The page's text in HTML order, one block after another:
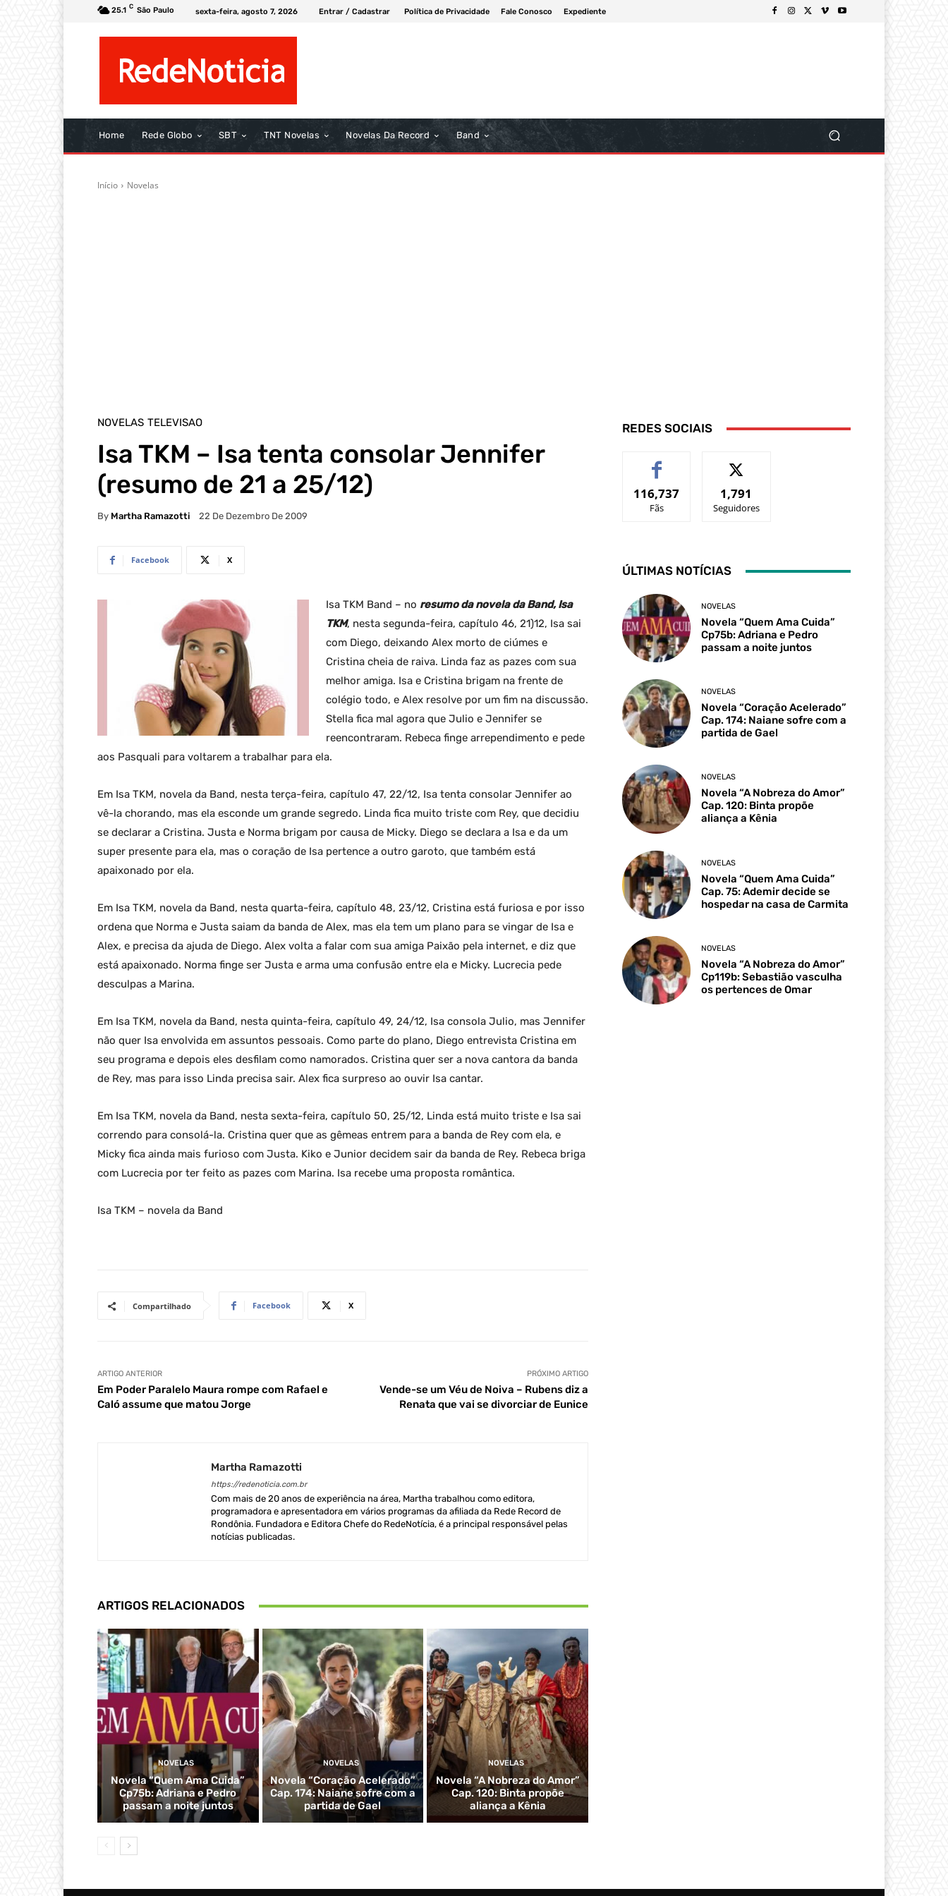
25.1 C São Paulo sexta-feira, agosto 7, 2026 Entrar / Cadastrar Política de Privacidade Fale Conosco Expediente
Home Rede Globo SBT TNT Novelas Novelas Da Record Band
Início Novelas
NOVELAS TELEVISAO
Isa TKM – Isa tenta consolar Jennifer
(resumo de 21 a 25/12)
By Martha Ramazotti 22 De Dezembro De 2009
Facebook X
Isa TKM Band – no resumo da novela da Band, Isa
TKM, nesta segunda-feira, capítulo 46, 21)12, Isa sai
com Diego, deixando Alex morto de ciúmes e
Cristina cheia de raiva. Linda faz as pazes com sua
melhor amiga. Isa e Cristina brigam na frente de
colégio todo, e Alex resolve por um fim na discussão.
Stella fica mal agora que Julio e Jennifer se
reencontraram. Rebeca finge arrependimento e pede
aos Pasquali para voltarem a trabalhar para ela.
Em Isa TKM, novela da Band, nesta terça-feira, capítulo 47, 22/12, Isa tenta consolar Jennifer ao
vê-la chorando, mas ela esconde um grande segredo. Linda fica muito triste com Rey, que decidiu
se declarar a Cristina. Justa e Norma brigam por causa de Micky. Diego se declara a Isa e da um
super presente para ela, mas o coração de Isa pertence a outro garoto, que também está
apaixonado por ela.
Em Isa TKM, novela da Band, nesta quarta-feira, capítulo 48, 23/12, Cristina está furiosa e por isso
ordena que Norma e Justa saiam da banda de Alex, mas ela tem um plano para se vingar de Isa e
Alex, e precisa da ajuda de Diego. Alex volta a falar com sua amiga Paixão pela internet, e diz que
está apaixonado. Norma finge ser Justa e arma uma confusão entre ela e Micky. Lucrecia pede
desculpas a Marina.
Em Isa TKM, novela da Band, nesta quinta-feira, capítulo 49, 24/12, Isa consola Julio, mas Jennifer
não quer Isa envolvida em assuntos pessoais. Como parte do plano, Diego entrevista Cristina em
seu programa e depois eles desfilam como namorados. Cristina quer ser a nova cantora da banda
de Rey, mas para isso Linda precisa sair. Alex fica surpreso ao ouvir Isa cantar.
Em Isa TKM, novela da Band, nesta sexta-feira, capítulo 50, 25/12, Linda está muito triste e Isa sai
correndo para consolá-la. Cristina quer que as gêmeas entrem para a banda de Rey com ela, e
Micky fica ainda mais furioso com Justa. Kiko e Junior decidem sair da banda de Rey. Rebeca briga
com Lucrecia por ter feito as pazes com Marina. Isa recebe uma proposta romântica.
Isa TKM – novela da Band
Compartilhado Facebook X
ARTIGO ANTERIOR
Em Poder Paralelo Maura rompe com Rafael e
Caló assume que matou Jorge
PRÓXIMO ARTIGO
Vende-se um Véu de Noiva – Rubens diz a
Renata que vai se divorciar de Eunice
Martha Ramazotti
https://redenoticia.com.br
Com mais de 20 anos de experiência na área, Martha trabalhou como editora,
programadora e apresentadora em vários programas da afiliada da Rede Record de
Rondônia. Fundadora e Editora Chefe do RedeNotícia, é a principal responsável pelas
notícias publicadas.
ARTIGOS RELACIONADOS
NOVELAS
Novela “Quem Ama Cuida”
Cp75b: Adriana e Pedro
passam a noite juntos
NOVELAS
Novela “Coração Acelerado”
Cap. 174: Naiane sofre com a
partida de Gael
NOVELAS
Novela “A Nobreza do Amor”
Cap. 120: Binta propõe
aliança a Kênia
REDES SOCIAIS
116,737
Fãs
1,791
Seguidores
ÚLTIMAS NOTÍCIAS
NOVELAS
Novela “Quem Ama Cuida”
Cp75b: Adriana e Pedro
passam a noite juntos
NOVELAS
Novela “Coração Acelerado”
Cap. 174: Naiane sofre com a
partida de Gael
NOVELAS
Novela “A Nobreza do Amor”
Cap. 120: Binta propõe
aliança a Kênia
NOVELAS
Novela “Quem Ama Cuida”
Cap. 75: Ademir decide se
hospedar na casa de Carmita
NOVELAS
Novela “A Nobreza do Amor”
Cp119b: Sebastião vasculha
os pertences de Omar